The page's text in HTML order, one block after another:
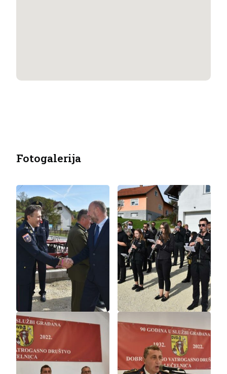
Fotogalerija